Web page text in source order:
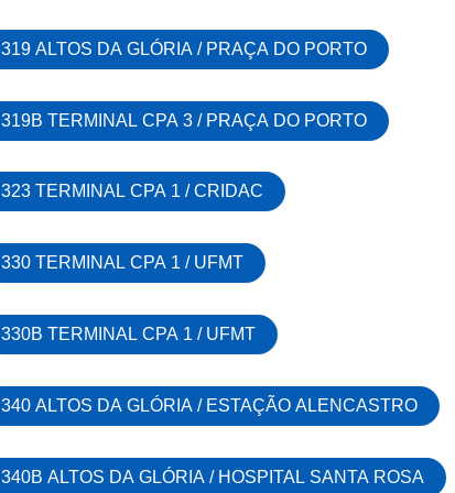
319 ALTOS DA GLÓRIA / PRAÇA DO PORTO
319B TERMINAL CPA 3 / PRAÇA DO PORTO
323 TERMINAL CPA 1 / CRIDAC
330 TERMINAL CPA 1 / UFMT
330B TERMINAL CPA 1 / UFMT
340 ALTOS DA GLÓRIA / ESTAÇÃO ALENCASTRO
340B ALTOS DA GLÓRIA / HOSPITAL SANTA ROSA